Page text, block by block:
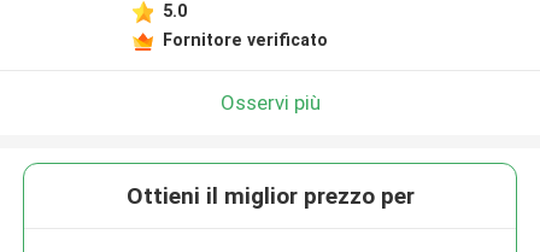
5.0
Fornitore verificato
Osservi più
Ottieni il miglior prezzo per